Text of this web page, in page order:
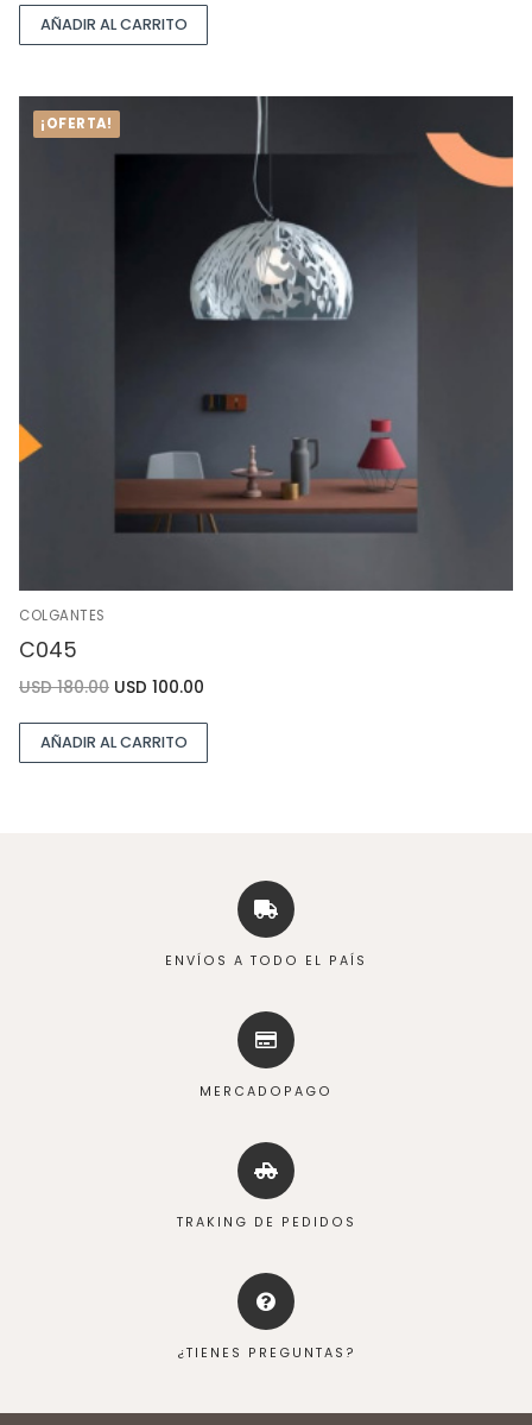
AÑADIR AL CARRITO
¡OFERTA!
COLGANTES
C045
USD180.00 USD 100.00
AÑADIR AL CARRITO
ENVÍOS A TODO EL PAÍS
MERCADOPAGO
TRAKING DE PEDIDOS
¿TIENES PREGUNTAS?